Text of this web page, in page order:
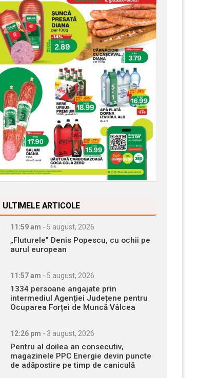
ULTIMELE ARTICOLE
11:59 am - 5 august, 2026
„Fluturele” Denis Popescu, cu ochii pe
aurul european
11:57 am - 5 august, 2026
1334 persoane angajate prin
intermediul Agenției Județene pentru
Ocuparea Forței de Muncă Vâlcea
12:26 pm - 3 august, 2026
Pentru al doilea an consecutiv,
magazinele PPC Energie devin puncte
de adăpostire pe timp de caniculă